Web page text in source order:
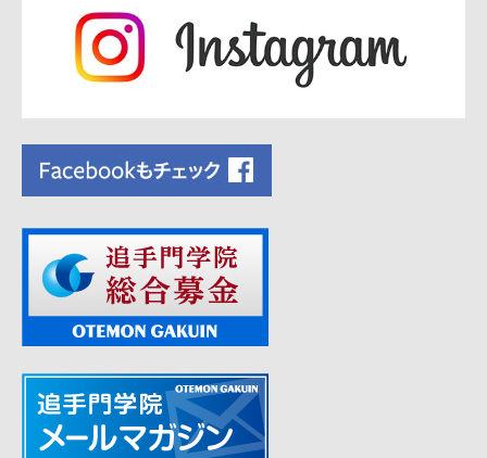
ン